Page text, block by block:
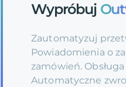
Wypróbuj
Zautomatyzuj
Powiadomienia o
zamówień.
Automatyczne